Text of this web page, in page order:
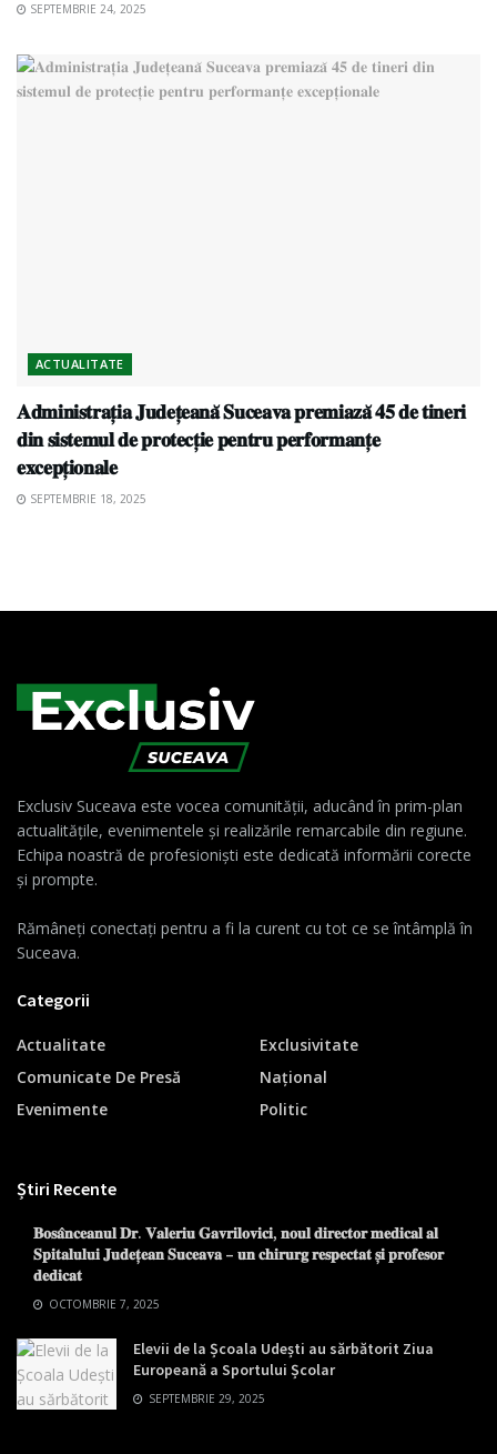
SEPTEMBRIE 24, 2025
ACTUALITATE
𝐀𝐝𝐦𝐢𝐧𝐢𝐬𝐭𝐫𝐚𝐭̦𝐢𝐚 𝐉𝐮𝐝𝐞𝐭̦𝐞𝐚𝐧𝐚̆ 𝐒𝐮𝐜𝐞𝐚𝐯𝐚 𝐩𝐫𝐞𝐦𝐢𝐚𝐳𝐚̆ 𝟒𝟓 𝐝𝐞 𝐭𝐢𝐧𝐞𝐫𝐢
𝐝𝐢𝐧 𝐬𝐢𝐬𝐭𝐞𝐦𝐮𝐥 𝐝𝐞 𝐩𝐫𝐨𝐭𝐞𝐜𝐭̦𝐢𝐞 𝐩𝐞𝐧𝐭𝐫𝐮 𝐩𝐞𝐫𝐟𝐨𝐫𝐦𝐚𝐧𝐭̦𝐞
𝐞𝐱𝐜𝐞𝐩𝐭̦𝐢𝐨𝐧𝐚𝐥𝐞
SEPTEMBRIE 18, 2025
Exclusiv Suceava este vocea comunității, aducând în prim-plan
actualitățile, evenimentele și realizările remarcabile din regiune.
Echipa noastră de profesioniști este dedicată informării corecte
și prompte.
Rămâneți conectați pentru a fi la curent cu tot ce se întâmplă în
Suceava.
Categorii
Actualitate
Comunicate De Presă
Evenimente
Exclusivitate
Național
Politic
Știri Recente
𝐁𝐨𝐬𝐚̂𝐧𝐜𝐞𝐚𝐧𝐮𝐥 𝐃𝐫. 𝐕𝐚𝐥𝐞𝐫𝐢𝐮 𝐆𝐚𝐯𝐫𝐢𝐥𝐨𝐯𝐢𝐜𝐢, 𝐧𝐨𝐮𝐥 𝐝𝐢𝐫𝐞𝐜𝐭𝐨𝐫 𝐦𝐞𝐝𝐢𝐜𝐚𝐥 𝐚𝐥
𝐒𝐩𝐢𝐭𝐚𝐥𝐮𝐥𝐮𝐢 𝐉𝐮𝐝𝐞𝐭̦𝐞𝐚𝐧 𝐒𝐮𝐜𝐞𝐚𝐯𝐚 – 𝐮𝐧 𝐜𝐡𝐢𝐫𝐮𝐫𝐠 𝐫𝐞𝐬𝐩𝐞𝐜𝐭𝐚𝐭 𝐬̦𝐢 𝐩𝐫𝐨𝐟𝐞𝐬𝐨𝐫
𝐝𝐞𝐝𝐢𝐜𝐚𝐭
OCTOMBRIE 7, 2025
Elevii de la Școala Udești au sărbătorit Ziua
Europeană a Sportului Școlar
SEPTEMBRIE 29, 2025